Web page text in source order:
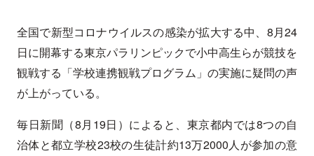
全国で新型コロナウイルスの感染が拡大する中、8月24
日に開幕する東京パラリンピックで小中高生らが競技を
観戦する「学校連携観戦プログラム」の実施に疑問の声
が上がっている。
毎日新聞（8月19日）によると、東京都内では8つの自
治体と都立学校23校の生徒計約13万2000人が参加の意